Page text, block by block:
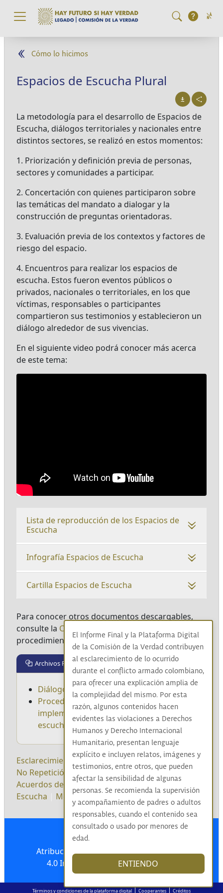
Pasar al contenido principal
Cómo lo hicimos
Espacios de Escucha Plural
La metodología para el desarrollo de Espacios de
Escucha, diálogos territoriales y nacionales entre
distintos sectores, se realizó en estos momentos:
1. Priorización y definición previa de personas,
sectores y comunidades a participar.
2. Concertación con quienes participaron sobre
las temáticas del mandato a dialogar y la
construcción de preguntas orientadoras.
3. Evaluación previa de los contextos y factores de
riesgo del espacio.
4. Encuentros para realizar los espacios de
escucha. Estos fueron eventos públicos o
privados, nacionales o territoriales, en los que
víctimas, responsables o participantes
compartieron sus testimonios y establecieron un
diálogo alrededor de sus vivencias.
En el siguiente video podrá conocer más acerca
de este tema:
Lista de reproducción de los Espacios de
Escucha
Infografía Espacios de Escucha
Cartilla Espacios de Escucha
Para conocer otros documentos descargables,
consulte la Caja de Herramientas
procedimiento Espacios de Escucha.
Archivos Relacionados
Diálogo Social
Procedimiento para el Diseño e
implementación de los espacios de
escucha
Esclarecimiento|Reconocimiento|Convivencia|
No Repetición
|Diálogo social|Sistematización
Acuerdos de Paz|Pleno de comisionados|
Escucha
Metodología| Territorios| Legado|
Atribución-NoComercial-CompartirIgual
4.0 Internacional (CC BY-NC-SA 4.0)
Términos y condiciones de la plataforma digital|Cooperantes|Créditos
El Informe Final y la Plataforma Digital
de la Comisión de la Verdad contribuyen
al esclarecimiento de lo ocurrido
durante el conflicto armado colombiano,
para ofrecer una explicación amplia de
la complejidad del mismo. Por esta
razón, algunos contenidos hacen
evidentes las violaciones a Derechos
Humanos y Derecho Internacional
Humanitario, presentan lenguaje
explícito e incluyen relatos, imágenes y
testimonios, entre otros, que pueden
afectar la sensibilidad de algunas
personas. Se recomienda la supervisión
y acompañamiento de padres o adultos
responsables, cuando el contenido sea
consultado o usado por menores de
edad.
ENTIENDO